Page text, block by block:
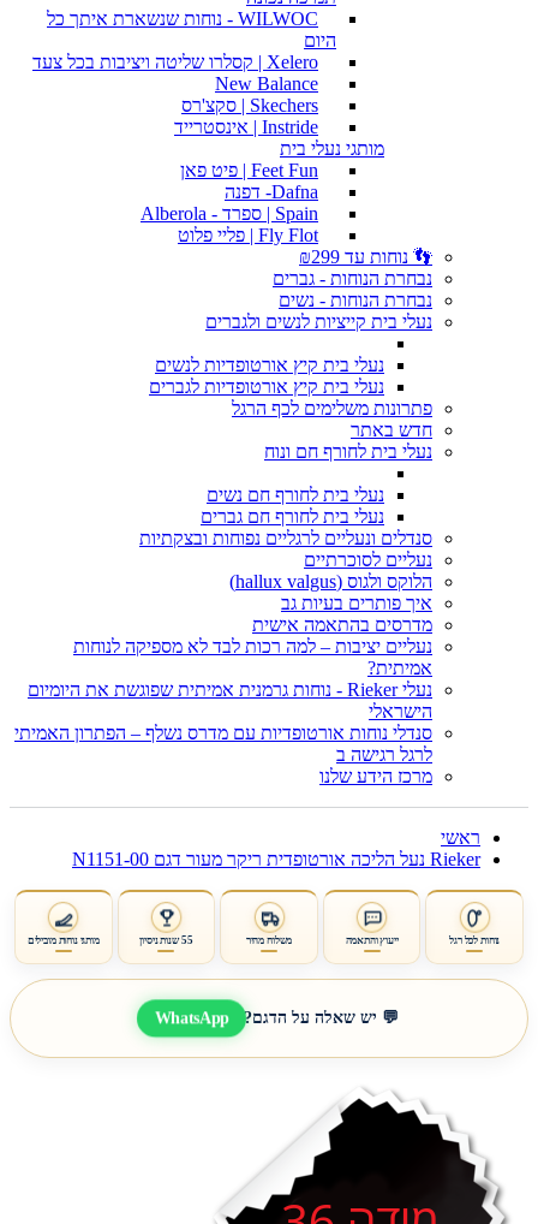
WILWOC - נוחות שנשארת איתך כל
היום
Xelero | קסלרו שליטה ויציבות בכל צעד
New Balance
Skechers | סקצ'רס
Instride | אינסטרייד
מותגי נעלי בית
Feet Fun | פיט פאן
Dafna- דפנה
Spain | ספרד - Alberola
Fly Flot | פליי פלוט
👣 נוחות עד ₪299
נבחרת הנוחות - גברים
נבחרת הנוחות - נשים
נעלי בית קייציות לנשים ולגברים
נעלי בית קיץ אורטופדיות לנשים
נעלי בית קיץ אורטופדיות לגברים
פתרונות משלימים לכף הרגל
חדש באתר
נעלי בית לחורף חם ונוח
נעלי בית לחורף חם נשים
נעלי בית לחורף חם גברים
סנדלים ונעליים לרגליים נפוחות ובצקתיות
נעליים לסוכרתיים
הלוקס ולגוס (hallux valgus)
איך פותרים בעיות גב
מדרסים בהתאמה אישית
נעליים יציבות – למה רכות לבד לא מספיקה לנוחות
אמיתית?
נעלי Rieker - נוחות גרמנית אמיתית שפוגשת את היומיום
הישראלי
סנדלי נוחות אורטופדיות עם מדרס נשלף – הפתרון האמיתי
לרגל רגישה ב
מרכז הידע שלנו
ראשי
Rieker נעל הליכה אורטופדית ריקר מעור דגם N1151-00
נוחות לכל רגל ייעוץ והתאמה משלוח מהיר 55 שנות ניסיון מותגי נוחות מובילים
💬 יש שאלה על הדגם? WhatsApp